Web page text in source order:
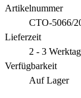
Artikelnummer
CTO-5066/
Lieferzeit
2 - 3
Verfügbarkeit
Auf Lager